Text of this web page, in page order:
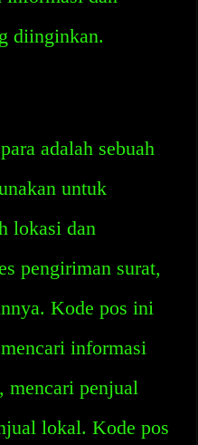
diinginkan.
adalah sebuah
untuk
lokasi dan
pengiriman surat,
Kode pos ini
informasi
mencari penjual
lokal. Kode pos